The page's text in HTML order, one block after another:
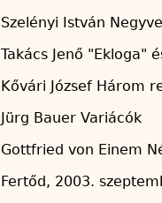
Szelényi István
Takács Jenő "Ekloga"
Kővári József Három
Jürg Bauer Variácók
Gottfried von Einem
Fertőd, 2003.